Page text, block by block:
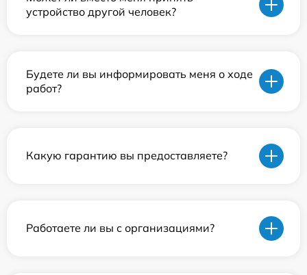
устройство другой человек?
Будете ли вы информировать меня о ходе
работ?
Какую гарантию вы предоставляете?
Работаете ли вы с организациями?